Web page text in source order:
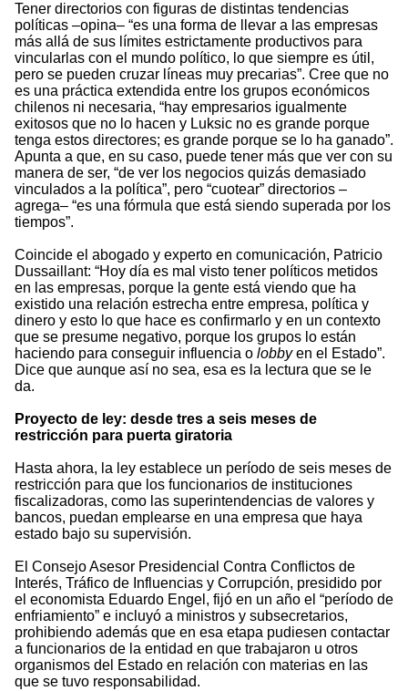
Tener directorios con figuras de distintas tendencias
políticas –opina– “es una forma de llevar a las empresas
más allá de sus límites estrictamente productivos para
vincularlas con el mundo político, lo que siempre es útil,
pero se pueden cruzar líneas muy precarias”. Cree que no
es una práctica extendida entre los grupos económicos
chilenos ni necesaria, “hay empresarios igualmente
exitosos que no lo hacen y Luksic no es grande porque
tenga estos directores; es grande porque se lo ha ganado”.
Apunta a que, en su caso, puede tener más que ver con su
manera de ser, “de ver los negocios quizás demasiado
vinculados a la política”, pero “cuotear” directorios –
agrega– “es una fórmula que está siendo superada por los
tiempos”.
Coincide el abogado y experto en comunicación, Patricio
Dussaillant: “Hoy día es mal visto tener políticos metidos
en las empresas, porque la gente está viendo que ha
existido una relación estrecha entre empresa, política y
dinero y esto lo que hace es confirmarlo y en un contexto
que se presume negativo, porque los grupos lo están
haciendo para conseguir influencia o lobbyen el Estado”.
Dice que aunque así no sea, esa es la lectura que se le
da.
Proyecto de ley: desde tres a seis meses de
restricción para puerta giratoria
Hasta ahora, la ley establece un período de seis meses de
restricción para que los funcionarios de instituciones
fiscalizadoras, como las superintendencias de valores y
bancos, puedan emplearse en una empresa que haya
estado bajo su supervisión.
El Consejo Asesor Presidencial Contra Conflictos de
Interés, Tráfico de Influencias y Corrupción, presidido por
el economista Eduardo Engel, fijó en un año el “período de
enfriamiento” e incluyó a ministros y subsecretarios,
prohibiendo además que en esa etapa pudiesen contactar
a funcionarios de la entidad en que trabajaron u otros
organismos del Estado en relación con materias en las
que se tuvo responsabilidad.